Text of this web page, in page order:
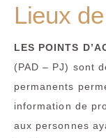
Lieux
LES POINTS
(PAD – PJ) sont
permanents
information de
aux personnes